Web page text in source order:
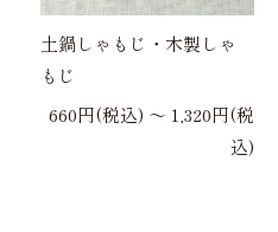
土鍋しゃもじ・木製しゃ
もじ
660円(税込) 〜 1,320円(税
込)